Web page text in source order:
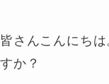
皆さんこんにち
すか？